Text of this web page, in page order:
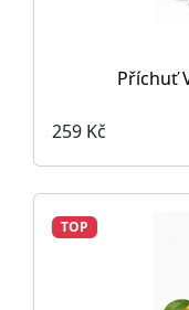
Příchuť
259 Kč
TOP